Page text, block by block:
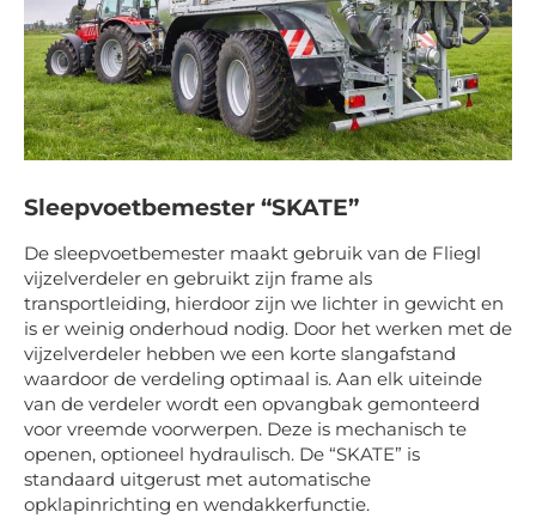
Sleepvoetbemester “SKATE”
De sleepvoetbemester maakt gebruik van de Fliegl
vijzelverdeler en gebruikt zijn frame als
transportleiding, hierdoor zijn we lichter in gewicht en
is er weinig onderhoud nodig. Door het werken met de
vijzelverdeler hebben we een korte slangafstand
waardoor de verdeling optimaal is. Aan elk uiteinde
van de verdeler wordt een opvangbak gemonteerd
voor vreemde voorwerpen. Deze is mechanisch te
openen, optioneel hydraulisch. De “SKATE” is
standaard uitgerust met automatische
opklapinrichting en wendakkerfunctie.